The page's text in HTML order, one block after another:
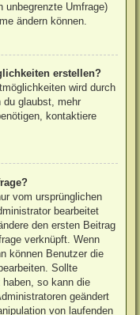
unbegrenzte Umfrage)
ändern können.
erstellen?
wird durch
du glaubst, mehr
kontaktiere
vom ursprünglichen
bearbeitet
den ersten Beitrag
verknüpft. Wenn
können Benutzer die
Sollte
so kann die
geändert
von laufenden